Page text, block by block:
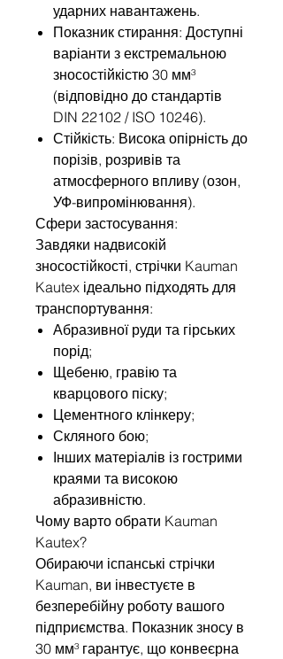
ударних навантажень.
Показник стирання: Доступні
варіанти з екстремальною
зносостійкістю 30 мм³
(відповідно до стандартів
DIN 22102 / ISO 10246).
Стійкість: Висока опірність до
порізів, розривів та
атмосферного впливу (озон,
УФ-випромінювання).
Сфери застосування:
Завдяки надвисокій
зносостійкості, стрічки Kauman
Kautex ідеально підходять для
транспортування:
Абразивної руди та гірських
порід;
Щебеню, гравію та
кварцового піску;
Цементного клінкеру;
Скляного бою;
Інших матеріалів із гострими
краями та високою
абразивністю.
Чому варто обрати Kauman
Kautex?
Обираючи іспанські стрічки
Kauman, ви інвестуєте в
безперебійну роботу вашого
підприємства. Показник зносу в
30 мм³ гарантує, що конвеєрна